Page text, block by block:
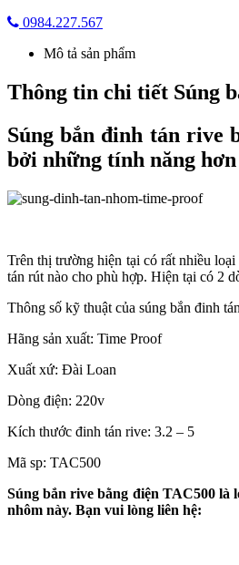
0984.227.567
Mô tả sản phẩm
Thông tin chi tiết Súng
Súng bắn đinh tán rive
bởi những tính năng
Trên thị trường hiện tại có rất nhiều
tán rút nào cho phù hợp. Hiện tại có 2
Thông số kỹ thuật của súng bắn đinh
Hãng sản xuất: Time Proof
Xuất xứ: Đài Loan
Dòng điện: 220v
Kích thước đinh tán rive: 3.2 – 5
Mã sp: TAC500
Súng bắn rive bằng điện TAC500 là
nhôm này. Bạn vui lòng liên hệ: